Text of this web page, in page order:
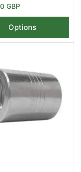
GBP
Options